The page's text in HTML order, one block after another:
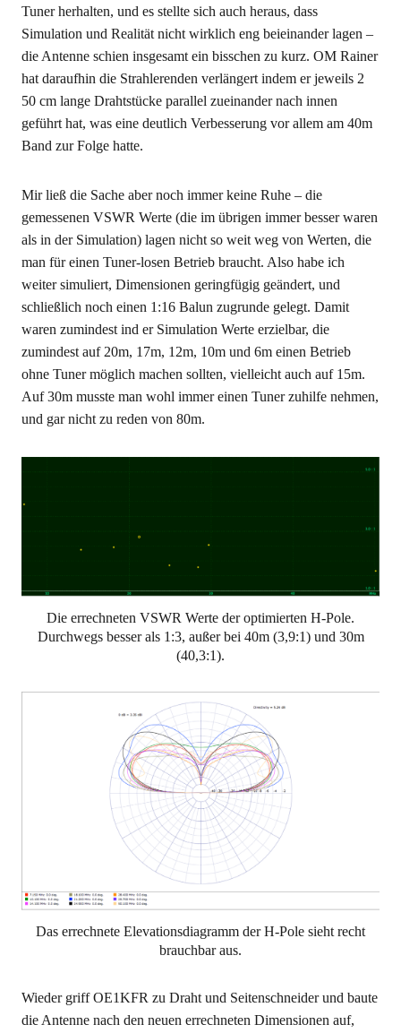
Tuner herhalten, und es stellte sich auch heraus, dass
Simulation und Realität nicht wirklich eng beieinander lagen –
die Antenne schien insgesamt ein bisschen zu kurz. OM Rainer
hat daraufhin die Strahlerenden verlängert indem er jeweils 2
50 cm lange Drahtstücke parallel zueinander nach innen
geführt hat, was eine deutlich Verbesserung vor allem am 40m
Band zur Folge hatte.
Mir ließ die Sache aber noch immer keine Ruhe – die
gemessenen VSWR Werte (die im übrigen immer besser waren
als in der Simulation) lagen nicht so weit weg von Werten, die
man für einen Tuner-losen Betrieb braucht. Also habe ich
weiter simuliert, Dimensionen geringfügig geändert, und
schließlich noch einen 1:16 Balun zugrunde gelegt. Damit
waren zumindest ind er Simulation Werte erzielbar, die
zumindest auf 20m, 17m, 12m, 10m und 6m einen Betrieb
ohne Tuner möglich machen sollten, vielleicht auch auf 15m.
Auf 30m musste man wohl immer einen Tuner zuhilfe nehmen,
und gar nicht zu reden von 80m.
Die errechneten VSWR Werte der optimierten H-Pole.
Durchwegs besser als 1:3, außer bei 40m (3,9:1) und 30m
(40,3:1).
Das errechnete Elevationsdiagramm der H-Pole sieht recht
brauchbar aus.
Wieder griff OE1KFR zu Draht und Seitenschneider und baute
die Antenne nach den neuen errechneten Dimensionen auf,